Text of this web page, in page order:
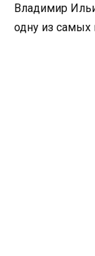
Владимир
одну из